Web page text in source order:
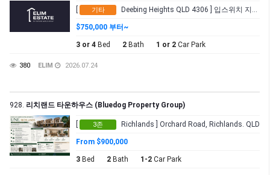
기타 Deebing Heights QLD 4306 ] 입스위치 지역 (고속도로 진출입 수월)
$750,000 부터~
3 or 4 Bed 2 Bath 1 or 2 Car Park
380 ELIM 2026.07.24
928. 리치랜드 타운하우스 (Bluedog Property Group)
3존 Richlands ] Orchard Road, Richlands. QLD
From $900,000
3 Bed 2 Bath 1-2 Car Park